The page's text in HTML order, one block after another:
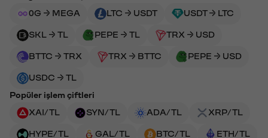
0G → MEGA
LTC → USDT USDT → LTC
SKL → TL PEPE → TL TRX → USD
BTTC → TRX TRX → BTTC PEPE → USD
USDC → TL
Popüler işlem çiftleri
XAI/TL
SYN/TL ADA/TL XRP/TL
HYPE/TL GAL/TL BTC/TL ETH/TL